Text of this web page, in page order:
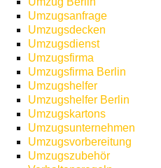
Umzugsanfrage
Umzugsdecken
Umzugsdienst
Umzugsfirma
Umzugsfirma Berlin
Umzugshelfer
Umzugshelfer Berlin
Umzugskartons
Umzugsunternehmen
Umzugsvorbereitung
Umzugszubehör